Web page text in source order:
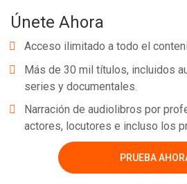
Únete Ahora
Acceso ilimitado a todo el
Más de 30 mil títulos, incluidos
series y documentales.
Narración de audiolibros por
actores, locutores e incluso los
PRUEBA